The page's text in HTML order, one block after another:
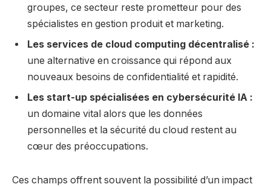
groupes, ce secteur reste prometteur pour des
spécialistes en gestion produit et marketing.
Les services de cloud computing décentralisé :
une alternative en croissance qui répond aux
nouveaux besoins de confidentialité et rapidité.
Les start-up spécialisées en cybersécurité IA :
un domaine vital alors que les données
personnelles et la sécurité du cloud restent au
cœur des préoccupations.
Ces champs offrent souvent la possibilité d’un impact